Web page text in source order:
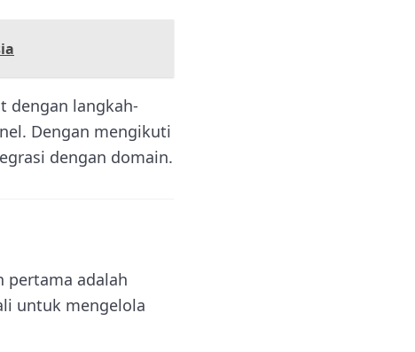
dengan langkah-
Dengan mengikuti
dengan domain.
pertama adalah
untuk mengelola